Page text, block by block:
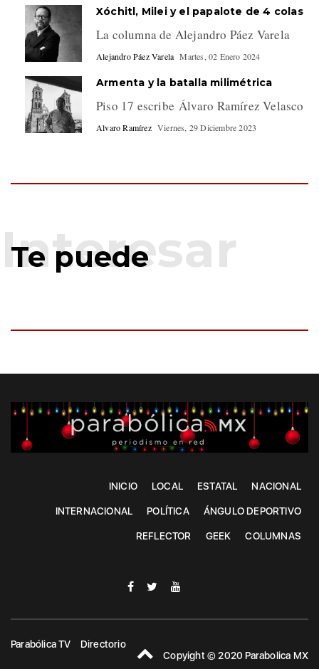
Xóchitl, Milei y el papalote de 4 colas
La columna de Alejandro Páez Varela
Alejandro Páez Varela Martes, 02 Enero 2024
Armenta y la batalla milimétrica
Piso 17 escribe Álvaro Ramírez Velasco
Alvaro Ramírez Viernes, 29 Diciembre 2023
Te puede
INICIO LOCAL ESTATAL NACIONAL
INTERNACIONAL POLÍTICA ÁNGULO DEPORTIVO
REFLECTOR GEEK COLUMNAS
Parabólica TV
Directorio
Copyight © 2020 Parabolica MX